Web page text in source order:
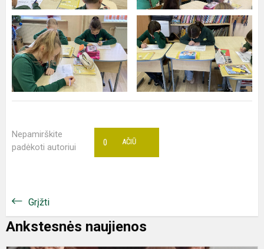
Nepamirškite
padėkoti autoriui
AČIŪ
0
Grįžti
Ankstesnės naujienos